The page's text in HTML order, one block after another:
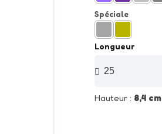
Spéciale
Longueur
Hauteur : 8,4 cm